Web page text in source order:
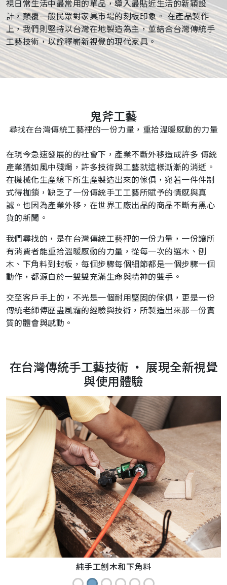
視日常生活中最常用的單品，導入最貼近生活的新穎設
計，顛覆一般民眾對家具市場的刻板印象。 在產品製作
上，我們則堅持以台灣在地製造為主，並結合台灣傳統手
工藝技術，以詮釋嶄新視覺的現代家具。
鬼斧工藝
尋找在台灣傳統工藝裡的一份力量，重拾溫暖感動的力量
在現今急速發展的的社會下，產業不斷外移造成許多 傳統
產業猶如風中殘燭，許多技術與工藝就這樣漸漸的消逝。
在機械化生產線下所生產製造出來的傢俱，宛若一件件制
式得枷鎖，缺乏了一份傳統手工工藝所賦予的情感與真
誠。也因為產業外移，在世界工廠出品的商品不斷有黑心
貨的新聞。
我們尋找的，是在台灣傳統工藝裡的一份力量，一份讓所
有消費者能重拾溫暖感動的力量，從每一次的選木、刨
木、下角料到封板，每個步驟每個細節都是一個步驟一個
動作，都源自於一雙雙充滿生命與精神的雙手。
交至客戶手上的，不光是一個耐用堅固的傢俱，更是一份
傳統老師傅歷盡風霜的經驗與技術，所製造出來那一份實
質的體會與感動。
在台灣傳統手工藝技術 ‧ 展現全新視覺
與使用體驗
純手工刨木和下角料